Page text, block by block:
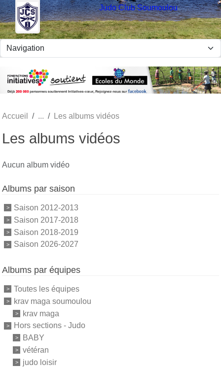
Judo Club Soumoulou
Accueil Les albums vidéos
Les albums vidéos
Aucun album vidéo
Albums par saison
Saison 2012-2013
Saison 2017-2018
Saison 2018-2019
Saison 2026-2027
Albums par équipes
Toutes les équipes
krav maga soumoulou
krav maga
Hors sections - Judo
BABY
vétéran
judo loisir
Panneau de gestion des cookies